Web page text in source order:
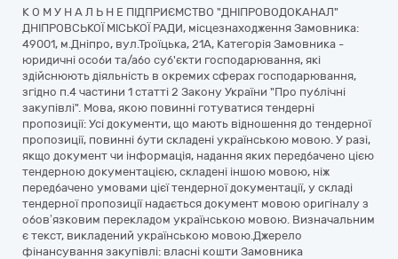
К О М У Н А Л Ь Н Е ПІДПРИЄМСТВО "ДНІПРОВОДОКАНАЛ"
ДНІПРОВСЬКОЇ МІСЬКОЇ РАДИ, місцезнаходження Замовника:
49001, м.Дніпро, вул.Троїцька, 21А, Категорія Замовника -
юридичні особи та/або суб'єкти господарювання, які
здійснюють діяльність в окремих сферах господарювання,
згідно п.4 частини 1 статті 2 Закону України "Про публічні
закупівлі". Мова, якою повинні готуватися тендерні
пропозиції: Усі документи, що мають відношення до тендерної
пропозиції, повинні бути складені українською мовою. У разі,
якщо документ чи інформація, надання яких передбачено цією
тендерною документацією, складені іншою мовою, ніж
передбачено умовами цієї тендерної документації, у складі
тендерної пропозиції надається документ мовою оригіналу з
обов’язковим перекладом українською мовою. Визначальним
є текст, викладений українською мовою.Джерело
фінансування закупівлі: власні кошти Замовника